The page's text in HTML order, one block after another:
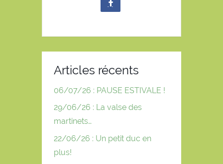
Articles récents
06/07/26 : PAUSE ESTIVALE !
29/06/26 : La valse des
martinets…
22/06/26 : Un petit duc en
plus!